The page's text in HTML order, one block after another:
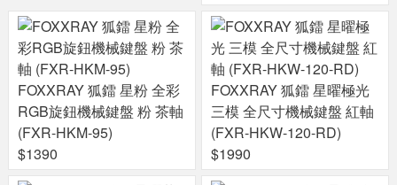
FOXXRAY 狐鐳 星粉 全彩
RGB旋鈕機械鍵盤 粉 茶軸
(FXR-HKM-95)
$1390
FOXXRAY 狐鐳 星曜極光
三模 全尺寸機械鍵盤 紅軸
(FXR-HKW-120-RD)
$1990